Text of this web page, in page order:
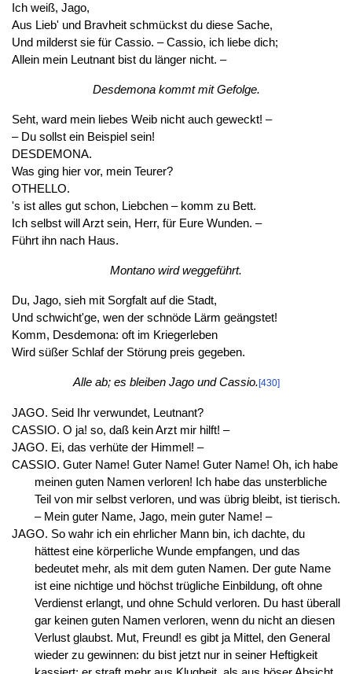
Ich weiß, Jago,
Aus Lieb' und Bravheit schmückst du diese Sache,
Und milderst sie für Cassio. – Cassio, ich liebe dich;
Allein mein Leutnant bist du länger nicht. –
Desdemona kommt mit Gefolge.
Seht, ward mein liebes Weib nicht auch geweckt! –
– Du sollst ein Beispiel sein!
DESDEMONA.
Was ging hier vor, mein Teurer?
OTHELLO.
's ist alles gut schon, Liebchen – komm zu Bett.
Ich selbst will Arzt sein, Herr, für Eure Wunden. –
Führt ihn nach Haus.
Montano wird weggeführt.
Du, Jago, sieh mit Sorgfalt auf die Stadt,
Und schwicht'ge, wen der schnöde Lärm geängstet!
Komm, Desdemona: oft im Kriegerleben
Wird süßer Schlaf der Störung preis gegeben.
Alle ab; es bleiben Jago und Cassio.[430]
JAGO. Seid Ihr verwundet, Leutnant?
CASSIO. O ja! so, daß kein Arzt mir hilft! –
JAGO. Ei, das verhüte der Himmel! –
CASSIO. Guter Name! Guter Name! Guter Name! Oh, ich habe
meinen guten Namen verloren! Ich habe das unsterbliche
Teil von mir selbst verloren, und was übrig bleibt, ist tierisch.
– Mein guter Name, Jago, mein guter Name! –
JAGO. So wahr ich ein ehrlicher Mann bin, ich dachte, du
hättest eine körperliche Wunde empfangen, und das
bedeutet mehr, als mit dem guten Namen. Der gute Name
ist eine nichtige und höchst trügliche Einbildung, oft ohne
Verdienst erlangt, und ohne Schuld verloren. Du hast überall
gar keinen guten Namen verloren, wenn du nicht an diesen
Verlust glaubst. Mut, Freund! es gibt ja Mittel, den General
wieder zu gewinnen: du bist jetzt nur in seiner Heftigkeit